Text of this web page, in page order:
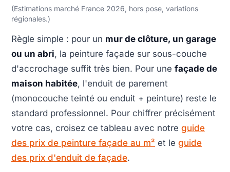
(Estimations marché France 2026, hors pose, variations
régionales.)
Règle simple : pour un mur de clôture, un garage
ou un abri, la peinture façade sur sous-couche
d'accrochage suffit très bien. Pour une façade de
maison habitée, l'enduit de parement
(monocouche teinté ou enduit + peinture) reste le
standard professionnel. Pour chiffrer précisément
votre cas, croisez ce tableau avec notre guide
des prix de peinture façade au m² et le guide
des prix d'enduit de façade.